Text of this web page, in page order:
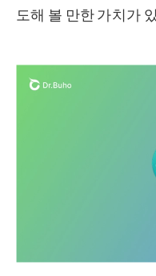
도해 볼 만한 가치가